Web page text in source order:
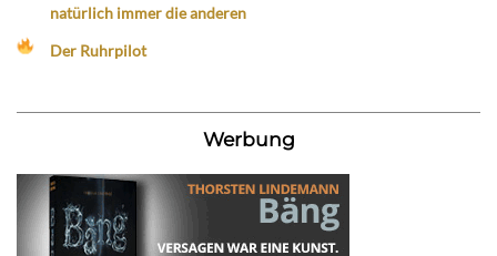
natürlich immer die anderen
Der Ruhrpilot
Werbung